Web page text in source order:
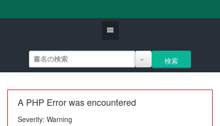
A PHP Error was encountered
Severity: Warning